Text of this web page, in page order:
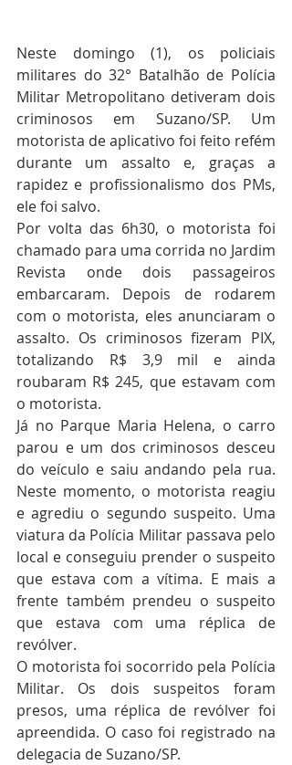
Neste domingo (1), os policiais
militares do 32° Batalhão de Polícia
Militar Metropolitano detiveram dois
criminosos em Suzano/SP. Um
motorista de aplicativo foi feito refém
durante um assalto e, graças a
rapidez e profissionalismo dos PMs,
ele foi salvo.
Por volta das 6h30, o motorista foi
chamado para uma corrida no Jardim
Revista onde dois passageiros
embarcaram. Depois de rodarem
com o motorista, eles anunciaram o
assalto. Os criminosos fizeram PIX,
totalizando R$ 3,9 mil e ainda
roubaram R$ 245, que estavam com
o motorista.
Já no Parque Maria Helena, o carro
parou e um dos criminosos desceu
do veículo e saiu andando pela rua.
Neste momento, o motorista reagiu
e agrediu o segundo suspeito. Uma
viatura da Polícia Militar passava pelo
local e conseguiu prender o suspeito
que estava com a vítima. E mais a
frente também prendeu o suspeito
que estava com uma réplica de
revólver.
O motorista foi socorrido pela Polícia
Militar. Os dois suspeitos foram
presos, uma réplica de revólver foi
apreendida. O caso foi registrado na
delegacia de Suzano/SP.